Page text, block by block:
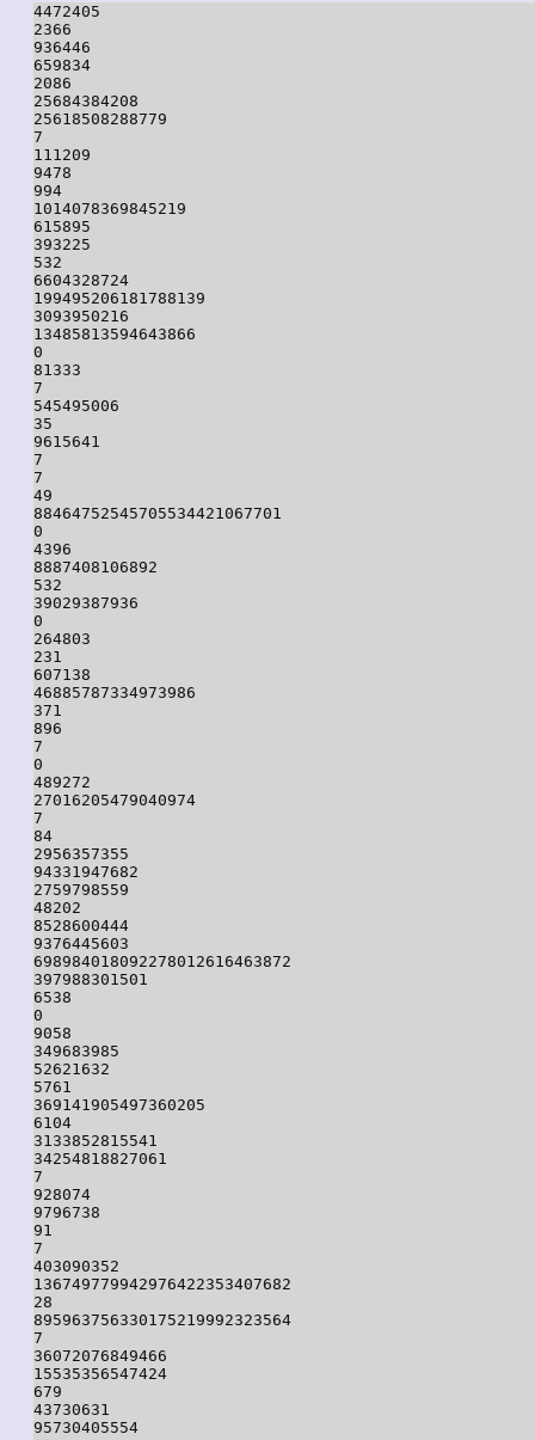
4472405
2366
936446
659834
2086
25684384208
25618508288779
7
111209
9478
994
1014078369845219
615895
393225
532
6604328724
199495206181788139
3093950216
13485813594643866
0
81333
7
545495006
35
9615641
7
7
49
88464752545705534421067701
0
4396
8887408106892
532
39029387936
0
264803
231
607138
46885787334973986
371
896
7
0
489272
27016205479040974
7
84
2956357355
94331947682
2759798559
48202
8528600444
9376445603
698984018092278012616463872
397988301501
6538
0
9058
349683985
52621632
5761
369141905497360205
6104
3133852815541
34254818827061
7
928074
9796738
91
7
403090352
136749779942976422353407682
28
895963756330175219992323564
7
36072076849466
15535356547424
679
43730631
95730405554